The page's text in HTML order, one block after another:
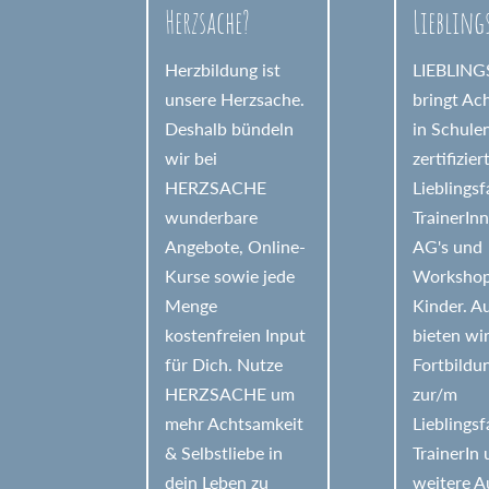
Herzsache?
Herzbildung ist
unsere Herzsache.
Deshalb bündeln
wir bei
HERZSACHE
wunderbare
Angebote, Online-
Kurse sowie jede
Menge
kostenfreien Input
für Dich. Nutze
HERZSACHE um
mehr Achtsamkeit
& Selbstliebe in
dein Leben zu
bringt
in
AG's und
Kinder.
bieten wir
zur/m
TrainerIn
weitere